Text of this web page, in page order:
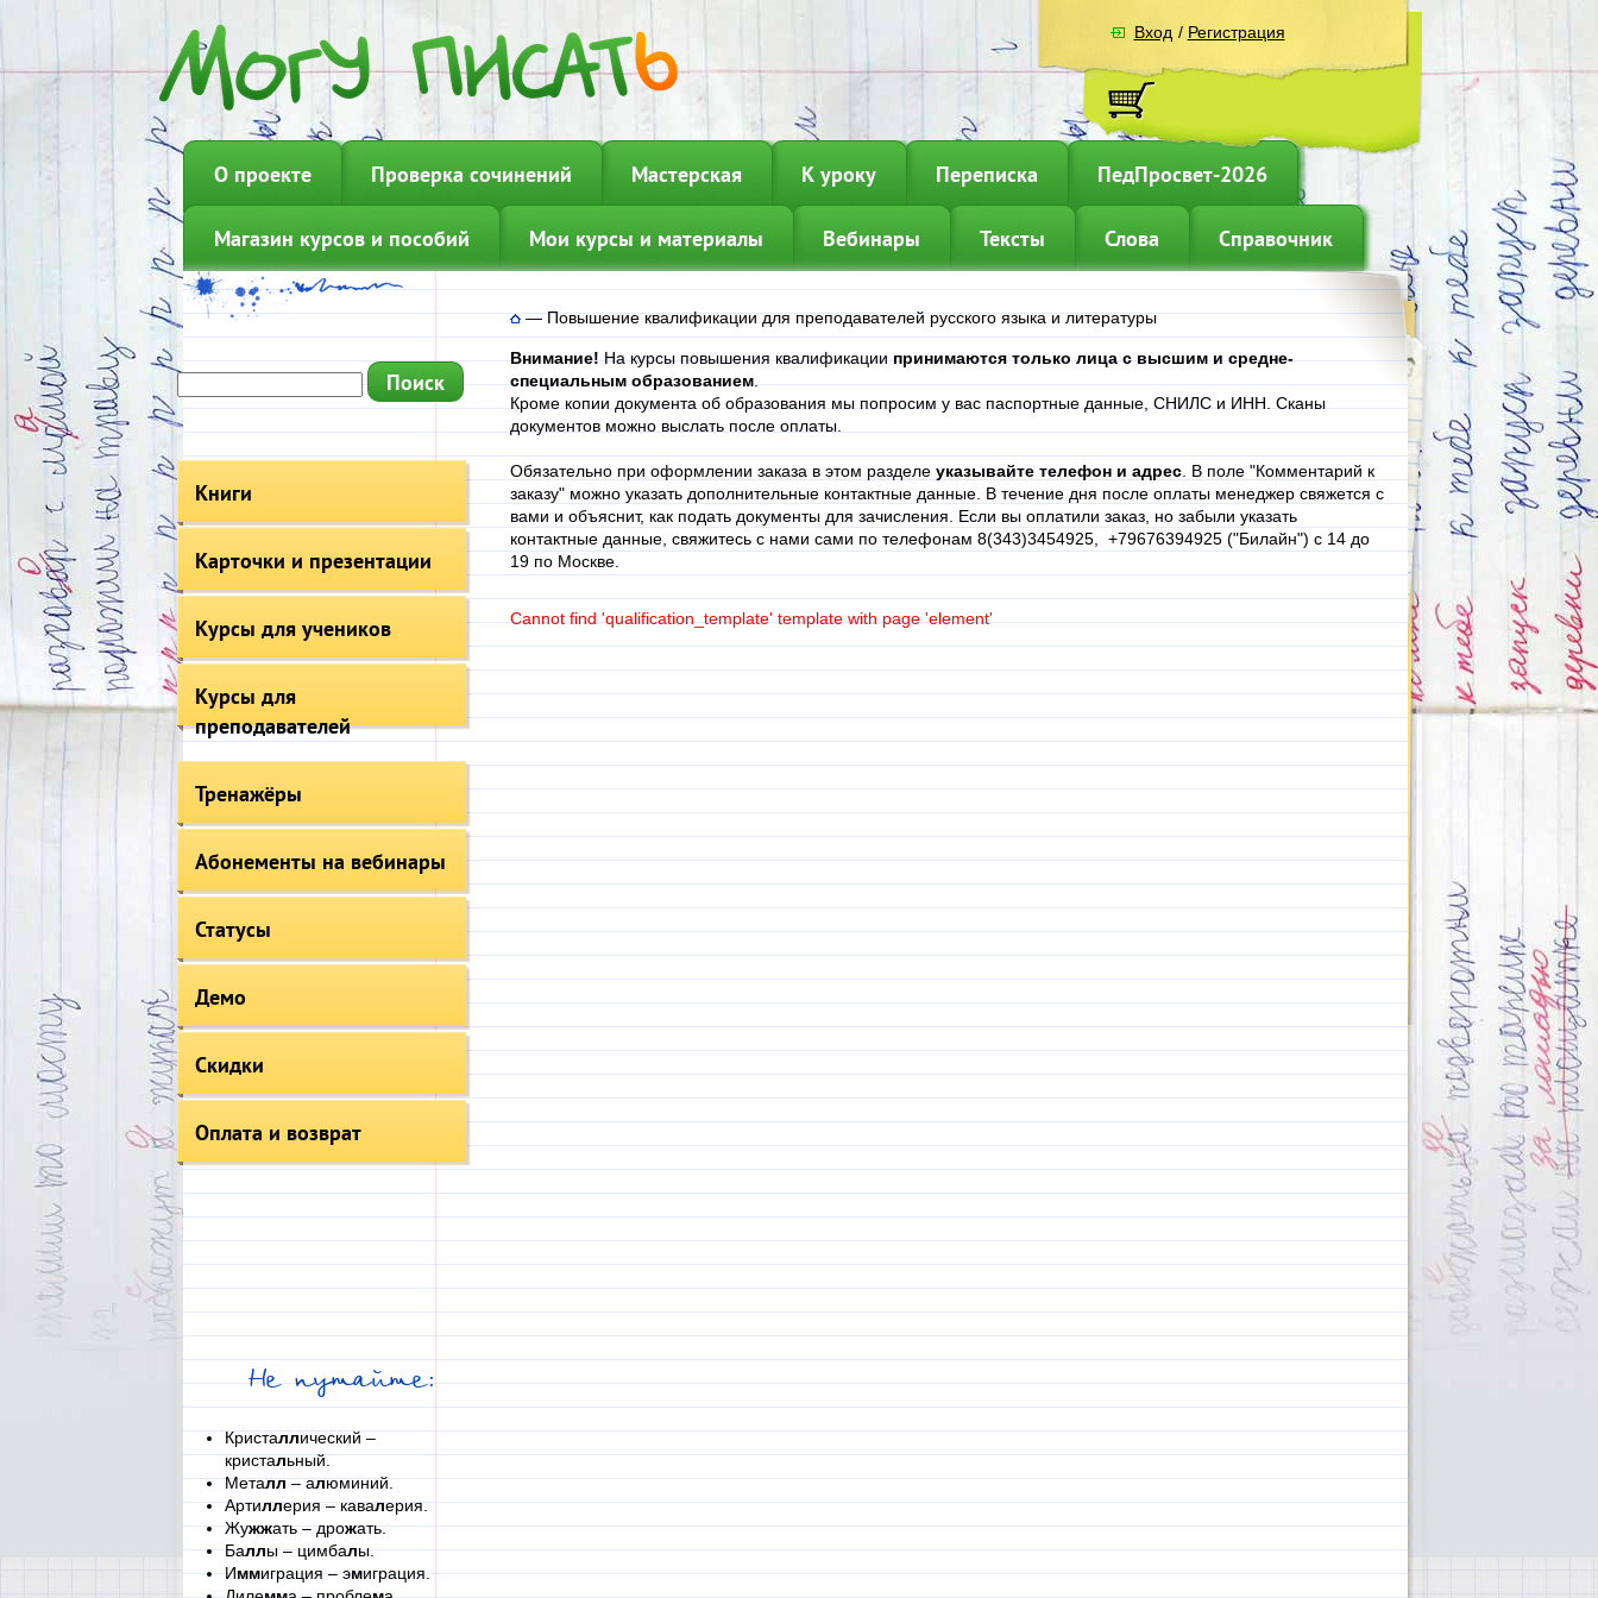
Вход / Регистрация
О проекте Проверка сочинений Мастерская К уроку Переписка ПедПросвет-2026
Магазин курсов и пособий Мои курсы и материалы Вебинары Тексты Слова Справочник
Книги
Карточки и презентации
Курсы для учеников
Курсы для
преподавателей
Тренажёры
Абонементы на вебинары
Статусы
Демо
Скидки
Оплата и возврат
Не путайте:
Кристаллический –
кристальный.
Металл– алюминий.
Артиллерия – кавалерия.
Жужжать – дрожать.
Баллы – цимбалы.
Иммиграция – эмиграция.
—Повышение квалификации для преподавателей русского языка и литературы
Внимание!На курсы повышения квалификациипринимаются только лица с высшим и средне-
специальным образованием.
Кроме копии документа об образования мы попросим у вас паспортные данные, СНИЛС и ИНН. Сканы
документов можно выслать после оплаты.
Обязательно при оформлении заказа в этом разделе указывайте телефон и адрес. В поле "Комментарий к
заказу" можно указать дополнительные контактные данные. В течение дня после оплаты менеджер свяжется с
вами и объяснит, как подать документы для зачисления. Если вы оплатили заказ, но забыли указать
контактные данные, свяжитесь с нами сами по телефонам 8(343)3454925, +79676394925 ("Билайн") с 14 до
19 по Москве.
Cannot find 'qualification_template' template with page 'element'